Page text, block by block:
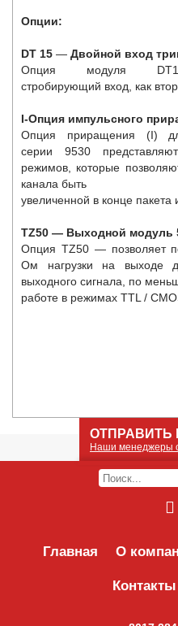
Опции:
DT 15 — Двойной вход
Опция модуля
стробирующий вход, как
I-Опция импульсного
Опция приращения (I)
серии 9530
режимов, которые
канала быть
увеличенной в конце пакета
TZ50 — Выходной модуль
Опция TZ50 — позволяет
Ом нагрузки на выходе
выходного сигнала, по
работе в режимах TTL /
Главная О
Контакты
ОТПРАВИТЬ
Наши менеджеры
Оставьте
его получим